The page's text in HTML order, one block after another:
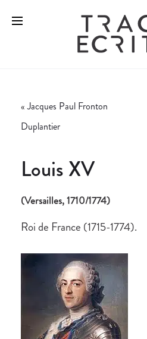
«Jacques Paul Fronton
Duplantier
Louis XV
(Versailles, 1710/1774)
Roi de France (1715-1774).